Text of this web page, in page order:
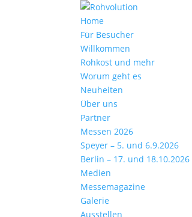
Home
Für Besucher
Willkommen
Rohkost und mehr
Worum geht es
Neuheiten
Über uns
Partner
Messen 2026
Speyer – 5. und 6.9.2026
Berlin – 17. und 18.10.2026
Medien
Messemagazine
Galerie
Ausstellen